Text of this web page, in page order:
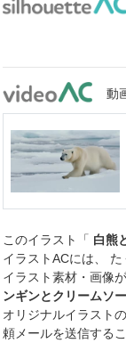
動
このイラスト「 白熊
イラストACには、
イラスト素材・画像
ンギンとクリームソ
オリジナルイラスト
頼メールを送信する